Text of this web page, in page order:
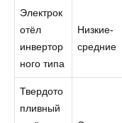
Электрок
отёл
инвертор
ного типа
Низкие-
средние
Твердото
пливный